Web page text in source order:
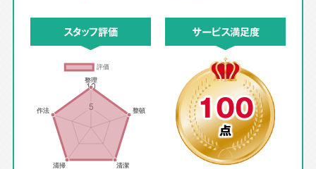
スタッフ評価 サービス満足度
100
点